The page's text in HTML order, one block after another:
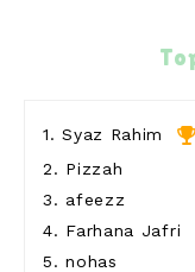
Kuss
1.Syaz Rahim
2. Pizzah
3. afeezz
4. Farhana Jafri
5.nohas